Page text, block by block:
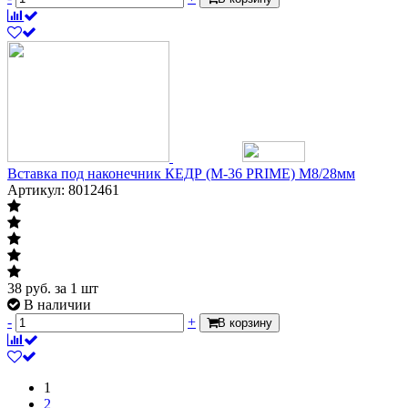
Вставка под наконечник КЕДР (M-36 PRIME) M8/28мм
Артикул: 8012461
38 руб. за 1 шт
В наличии
-
+ В корзину
1
2